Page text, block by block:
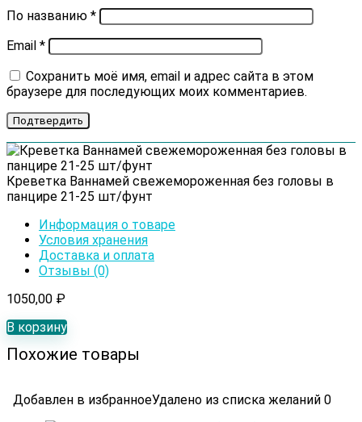
По названию *
Email *
Сохранить моё имя, email и адрес сайта в этом
браузере для последующих моих комментариев.
Креветка Ваннамей свежемороженная без головы в
панцире 21-25 шт/фунт
Информация о товаре
Условия хранения
Доставка и оплата
Отзывы (0)
1050,00 ₽
В корзину
Похожие товары
Добавлен в избранноеУдалено из списка желаний 0